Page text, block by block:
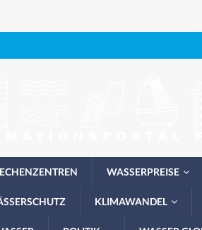
WASSERPREISE
KLIMAWANDEL